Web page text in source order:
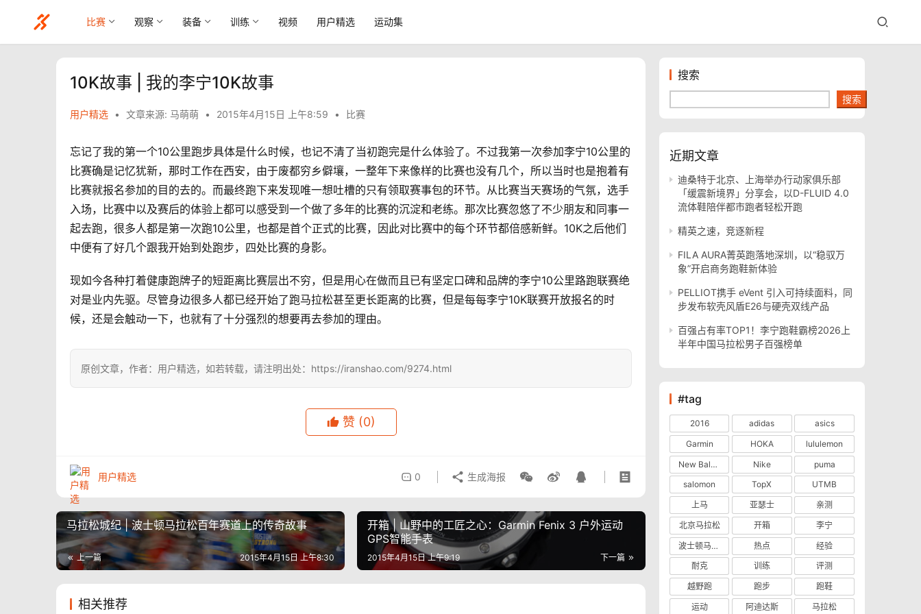
比赛 观察 装备 训练 视频 用户精选 运动集
10K故事 | 我的李宁10K故事
用户精选 • 文章来源: 马萌萌 • 2015年4月15日 上午8:59 • 比赛
忘记了我的第一个10公里跑步具体是什么时候，也记不清了当初跑完是什么体验了。不过我第一次参加李宁10公里的
比赛确是记忆犹新，那时工作在西安，由于废都穷乡僻壤，一整年下来像样的比赛也没有几个，所以当时也是抱着有
比赛就报名参加的目的去的。而最终跑下来发现唯一想吐槽的只有领取赛事包的环节。从比赛当天赛场的气氛，选手
入场，比赛中以及赛后的体验上都可以感受到一个做了多年的比赛的沉淀和老练。那次比赛忽悠了不少朋友和同事一
起去跑，很多人都是第一次跑10公里，也都是首个正式的比赛，因此对比赛中的每个环节都倍感新鲜。10K之后他们
中便有了好几个跟我开始到处跑步，四处比赛的身影。
现如今各种打着健康跑牌子的短距离比赛层出不穷，但是用心在做而且已有坚定口碑和品牌的李宁10公里路跑联赛绝
对是业内先驱。尽管身边很多人都已经开始了跑马拉松甚至更长距离的比赛，但是每每李宁10K联赛开放报名的时
候，还是会触动一下，也就有了十分强烈的想要再去参加的理由。
原创文章，作者：用户精选，如若转载，请注明出处：https://iranshao.com/9274.html
赞 (0)
用户精选 0 生成海报
马拉松城纪 | 波士顿马拉松百年赛道上的传奇故事
上一篇 2015年4月15日 上午8:30
​开箱 | 山野中的工匠之心：Garmin Fenix 3 户外运动
GPS智能手表
下一篇
2015年4月15日 上午9:19
相关推荐
搜索
搜索
近期文章
迪桑特于北京、上海举办行动家俱乐部
「缓震新境界」分享会，以D-FLUID 4.0
流体鞋陪伴都市跑者轻松开跑
精英之速，竞逐新程
FILA AURA菁英跑落地深圳，以“稳驭万
象”开启商务跑鞋新体验
PELLIOT携手 eVent 引入可持续面料，同
步发布软壳风盾E26与硬壳双线产品
百强占有率TOP1！李宁跑鞋霸榜2026上
半年中国马拉松男子百强榜单
#tag
2016 adidas
asics
Garmin
HOKA
lululemon
New Balance
Nike
puma
salomon
TopX
UTMB
上马
亚瑟士
亲测
北京马拉松
开箱
李宁
波士顿马拉松
热点
经验
耐克
训练
评测
越野跑
跑步
跑鞋
运动
阿迪达斯 马拉松